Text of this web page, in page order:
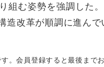
組む姿勢を強調した
造改革が順調に進ん
す。会員登録すると最後まで